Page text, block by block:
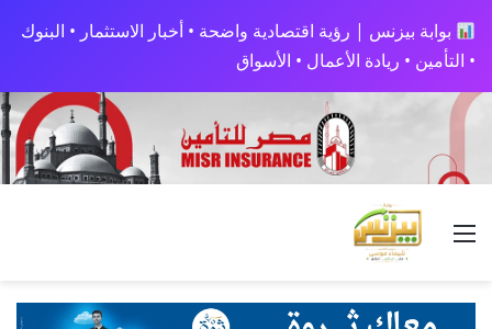
بوابة بيزنس | رؤية اقتصادية واضحة • أخبار الاستثمار • البنوك
• التأمين • ريادة الأعمال • الأسواق
القائمة